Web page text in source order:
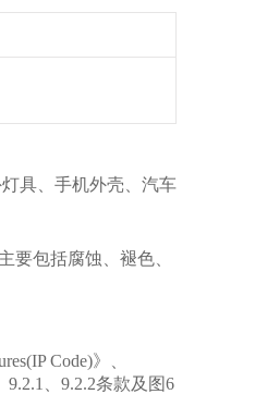
具、手机外壳、汽车
要包括腐蚀、褪色、
Code)》、
、9.2.2条款及图6